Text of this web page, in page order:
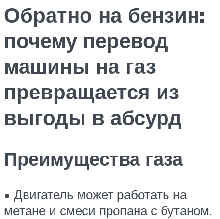
Обратно на бензин:
почему перевод
машины на газ
превращается из
выгоды в абсурд
Преимущества газа
• Двигатель может работать на
метане и смеси пропана с бутаном.